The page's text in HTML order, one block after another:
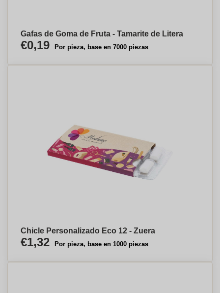
Gafas de Goma de Fruta - Tamarite de Litera
€0,19 Por pieza, base en 7000 piezas
Chicle Personalizado Eco 12 - Zuera
€1,32 Por pieza, base en 1000 piezas